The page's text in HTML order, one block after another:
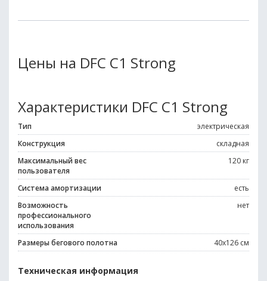
Цены на DFC C1 Strong
Характеристики DFC C1 Strong
Тип
электрическая
Конструкция
складная
Максимальный вес
пользователя
120 кг
Система амортизации
есть
Возможность
профессионального
использования
нет
Размеры бегового полотна 40x126 см
Техническая информация